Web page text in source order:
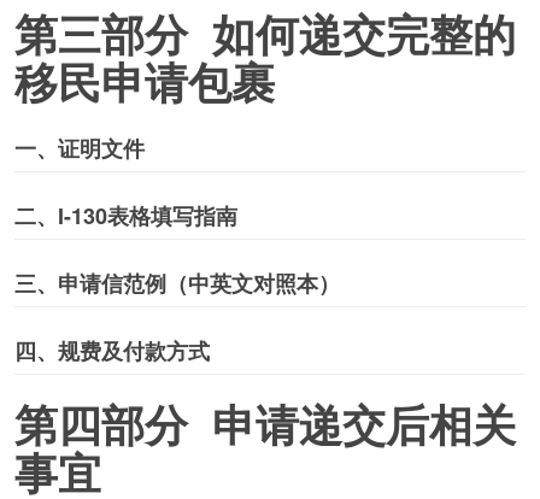
第三部分 如何递交完整的
移民申请包裹
一、证明文件
二、I-130表格填写指南
三、申请信范例（中英文对照本）
四、规费及付款方式
第四部分 申请递交后相关
事宜